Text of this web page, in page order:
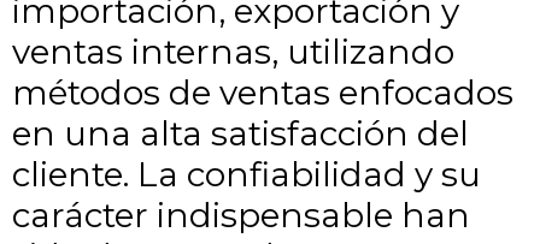
importación, exportación y
ventas internas, utilizando
métodos de ventas enfocados
en una alta satisfacción del
cliente. La confiabilidad y su
carácter indispensable han